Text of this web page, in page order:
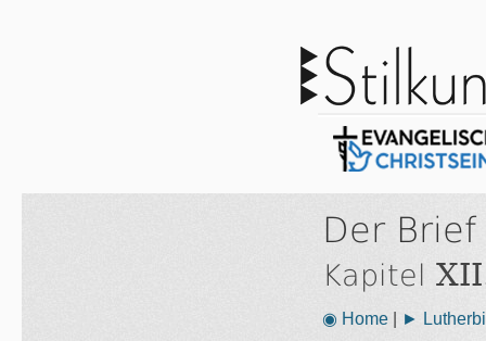
Der
Kapitel
◉ Home| ►